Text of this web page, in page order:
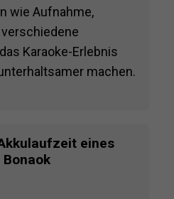
wie Aufnahme,
Karaoke-Erlebnis
machen.
eines